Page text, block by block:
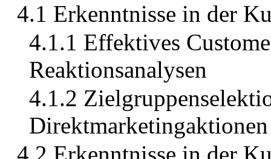
4.1 Erkenntnisse in der
4.1.1 Effektives
Reaktionsanalysen
4.1.2
Direktmarketingaktionen